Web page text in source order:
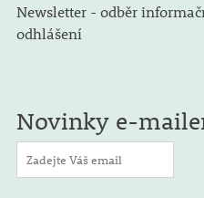
Newsletter - odběr
odhlášení
Novinky e-